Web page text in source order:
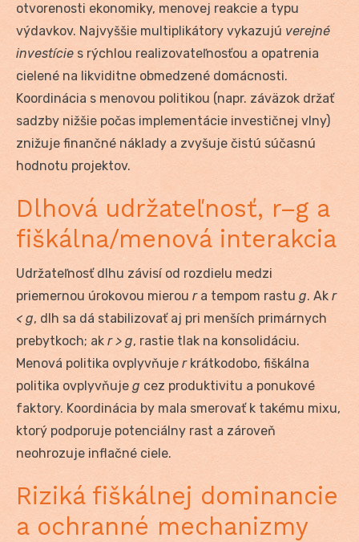
otvorenosti ekonomiky, menovej reakcie a typu
výdavkov. Najvyššie multiplikátory vykazujú verejné
investície s rýchlou realizovateľnosťou a opatrenia
cielené na likviditne obmedzené domácnosti.
Koordinácia s menovou politikou (napr. záväzok držať
sadzby nižšie počas implementácie investičnej vlny)
znižuje finančné náklady a zvyšuje čistú súčasnú
hodnotu projektov.
Dlhová udržateľnosť, r–g a
fiškálna/menová interakcia
Udržateľnosť dlhu závisí od rozdielu medzi
priemernou úrokovou mierou ra tempom rastu g. Ak r
< g, dlh sa dá stabilizovať aj pri menších primárnych
prebytkoch; ak r > g, rastie tlak na konsolidáciu.
Menová politika ovplyvňuje rkrátkodobo, fiškálna
politika ovplyvňuje g cez produktivitu a ponukové
faktory. Koordinácia by mala smerovať k takému mixu,
ktorý podporuje potenciálny rast a zároveň
neohrozuje inflačné ciele.
Riziká fiškálnej dominancie
a ochranné mechanizmy